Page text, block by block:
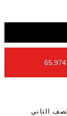
65,974
الثاني